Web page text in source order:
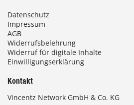
Datenschutz
Impressum
AGB
Widerrufsbelehrung
Widerruf für digitale Inhalte
Einwilligungserklärung
Kontakt
Vincentz Network GmbH & Co. KG